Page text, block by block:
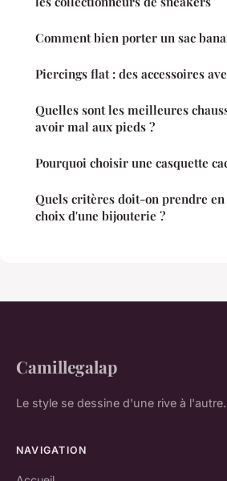
Comment bien porter un sac
Piercings flat : des accessoires
Quelles sont les meilleures
avoir mal aux pieds ?
Pourquoi choisir une casquette
Quels critères doit-on prendre
choix d'une bijouterie ?
Camillegalap
Le style se dessine d'une rive à l'autre.
NAVIGATION